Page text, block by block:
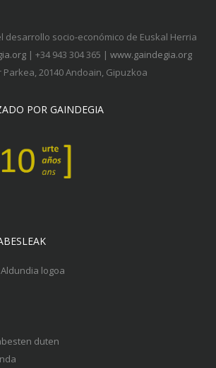
desarrollo socio-económico de Euskal Herria
| +34 943 304 365 | www.gaindegia.org
20140 Andoain, Gipuzkoa
POR GAINDEGIA
duten